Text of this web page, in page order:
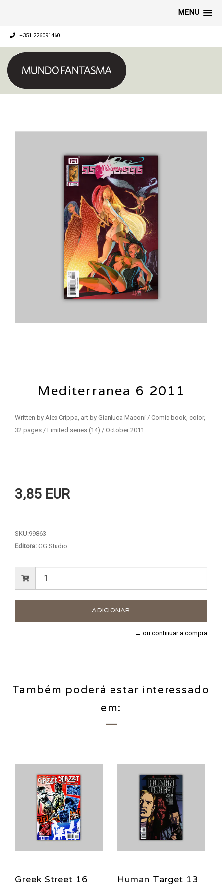
MENU
+351 226091460
Mediterranea 6 2011
Written by Alex Crippa, art by Gianluca Maconi / Comic book, color,
32 pages / Limited series (14) / October 2011
3,85 EUR
SKU:99863
Editora: GG Studio
← ou continuar a compra
Também poderá estar interessado
em:
Greek Street 16
Human Target 13